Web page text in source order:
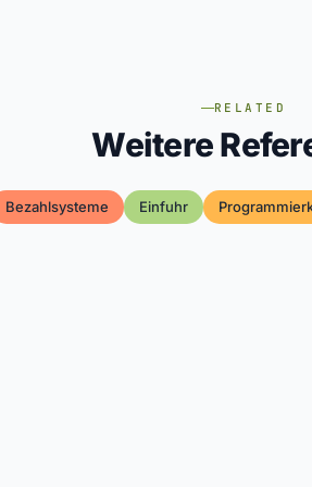
RELATED
Weitere
Bezahlsysteme Einfuhr